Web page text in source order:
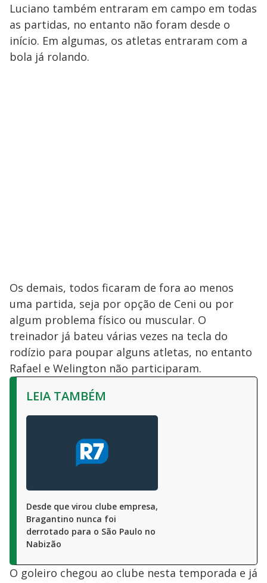
Luciano também entraram em campo em todas
as partidas, no entanto não foram desde o
início. Em algumas, os atletas entraram com a
bola já rolando.
Os demais, todos ficaram de fora ao menos
uma partida, seja por opção de Ceni ou por
algum problema físico ou muscular. O
treinador já bateu várias vezes na tecla do
rodízio para poupar alguns atletas, no entanto
Rafael e Welington não participaram.
LEIA TAMBÉM
Desde que virou clube empresa,
Bragantino nunca foi
derrotado para o São Paulo no
Nabizão
O goleiro chegou ao clube nesta temporada e já